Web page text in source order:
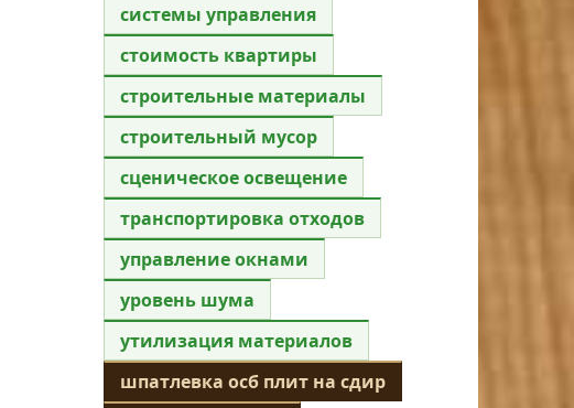
системы управления
стоимость квартиры
строительные материалы
строительный мусор
сценическое освещение
транспортировка отходов
управление окнами
уровень шума
утилизация материалов
шпатлевка осб плит на сдир